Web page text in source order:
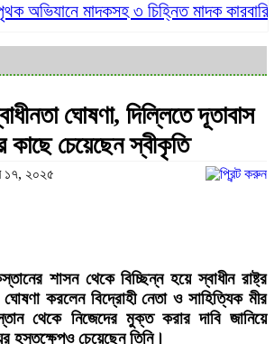
অভিযানে মাদকসহ ৩ চিহ্নিত মাদক কারবারি
ঘোষণা, দিল্লিতে দূতাবাস
কাছে চেয়েছেন স্বীকৃতি
১৭, ২০২৫
শাসন থেকে বিচ্ছিন্ন হয়ে স্বাধীন রাষ্ট্র
ঘোষণা করলেন বিদ্রোহী নেতা ও সাহিত্যিক মীর
থেকে নিজেদের মুক্ত করার দাবি জানিয়ে
হস্তক্ষেপও চেয়েছেন তিনি।